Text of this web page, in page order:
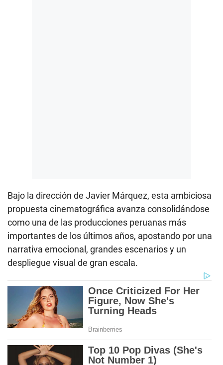
Bajo la dirección de Javier Márquez, esta ambiciosa
propuesta cinematográfica avanza consolidándose
como una de las producciones peruanas más
importantes de los últimos años, apostando por una
narrativa emocional, grandes escenarios y un
despliegue visual de gran escala.